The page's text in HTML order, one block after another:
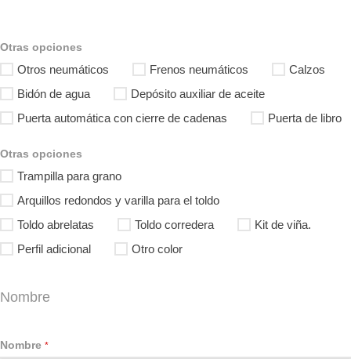
Otras opciones
Otros neumáticos Frenos neumáticos
Calzos
Bidón de agua
Depósito auxiliar de aceite
Puerta automática con cierre de cadenas
Puerta de libro
Otras opciones
Trampilla para grano
Arquillos redondos y varilla para el toldo
Toldo abrelatas
Toldo corredera
Kit de viña.
Perfil adicional
Otro color
Nombre
Nombre *